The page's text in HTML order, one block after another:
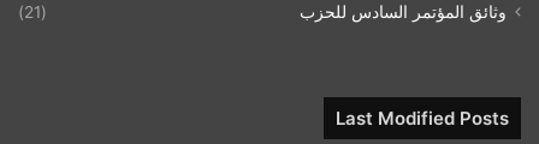
وثائق المؤتمر السادس للحزب
(21)
Last Modified Posts